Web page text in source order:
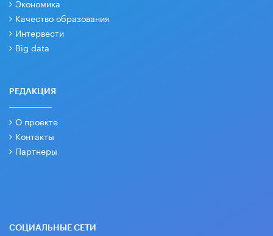
Экономика
Качество образования
Интервести
Big data
РЕДАКЦИЯ
О проекте
Контакты
Партнеры
СОЦИАЛЬНЫЕ СЕТИ